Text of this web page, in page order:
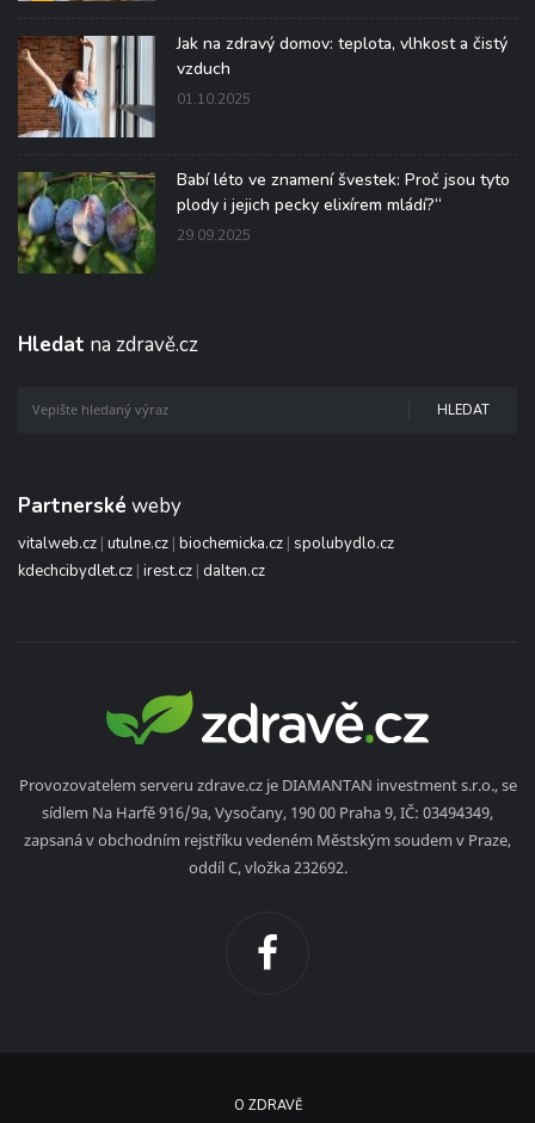
Jak na zdravý domov: teplota, vlhkost a čistý
vzduch
01.10.2025
Babí léto ve znamení švestek: Proč jsou tyto
plody i jejich pecky elixírem mládí?“
29.09.2025
Hledat na zdravě.cz
HLEDAT
Partnerské weby
vitalweb.cz | utulne.cz | biochemicka.cz | spolubydlo.cz
kdechcibydlet.cz | irest.cz | dalten.cz
Provozovatelem serveru zdrave.cz je DIAMANTAN investment s.r.o., se
sídlem Na Harfě 916/9a, Vysočany, 190 00 Praha 9, IČ: 03494349,
zapsaná v obchodním rejstříku vedeném Městským soudem v Praze,
oddíl C, vložka 232692.
O ZDRAVĚ